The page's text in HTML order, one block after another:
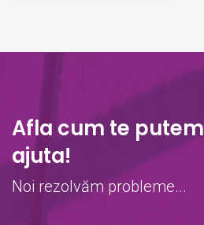
Afla cum te putem
ajuta!
Noi rezolvăm probleme...